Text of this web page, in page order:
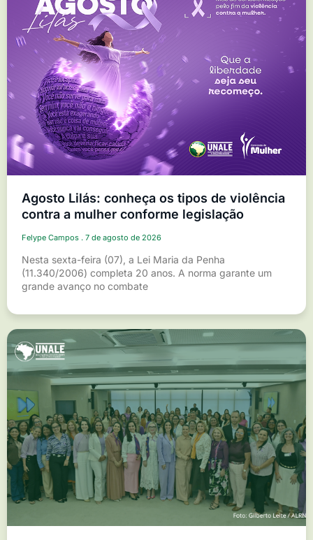
Agosto Lilás: conheça os tipos de violência
contra a mulher conforme legislação
Felype Campos 7 de agosto de 2026
Nesta sexta-feira (07), a Lei Maria da Penha
(11.340/2006) completa 20 anos. A norma garante um
grande avanço no combate